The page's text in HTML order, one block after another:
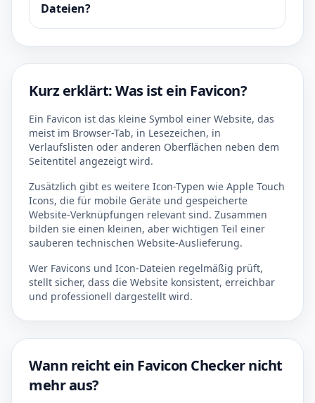
Dateien?
Kurz erklärt: Was ist ein Favicon?
Ein Favicon ist das kleine Symbol einer Website, das
meist im Browser-Tab, in Lesezeichen, in
Verlaufslisten oder anderen Oberflächen neben dem
Seitentitel angezeigt wird.
Zusätzlich gibt es weitere Icon-Typen wie Apple Touch
Icons, die für mobile Geräte und gespeicherte
Website-Verknüpfungen relevant sind. Zusammen
bilden sie einen kleinen, aber wichtigen Teil einer
sauberen technischen Website-Auslieferung.
Wer Favicons und Icon-Dateien regelmäßig prüft,
stellt sicher, dass die Website konsistent, erreichbar
und professionell dargestellt wird.
Wann reicht ein Favicon Checker nicht
mehr aus?